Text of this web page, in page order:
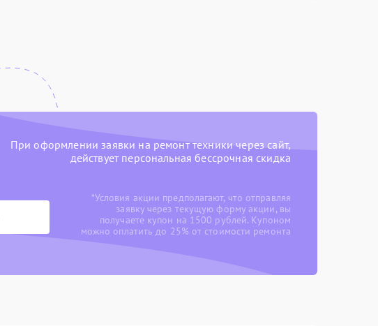
При оформлении заявки на ремонт техники через сайт,
действует персональная бессрочная скидка
*Условия акции предполагают, что отправляя
заявку через текущую форму акции, вы
получаете купон на 1500 рублей. Купоном
можно оплатить до 25% от стоимости ремонта